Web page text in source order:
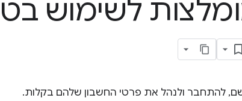
לשימוש
להתחבר ולנהל את פרטי החשבון שלהם בקלות.